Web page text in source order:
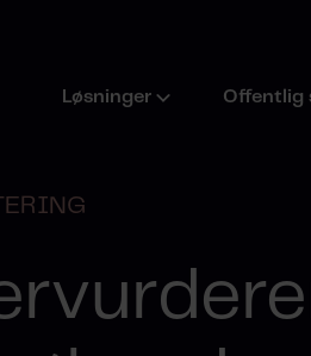
Løsninger Offentlig